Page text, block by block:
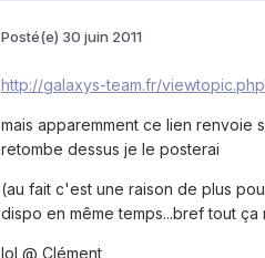
Posté(e) 30 juin 2011
http://galaxys-team.fr/
mais apparemment ce lien renvoie
retombe dessus je le posterai
(au fait c'est une raison de plus
dispo en même temps...bref tout
lol @ Clément